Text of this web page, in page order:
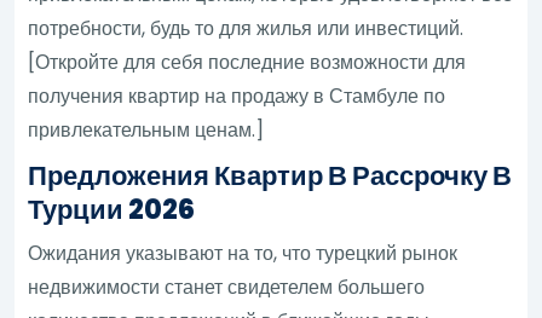
потребности, будь то для жилья или инвестиций.
[Откройте для себя последние возможности для
получения квартир на продажу в Стамбуле по
привлекательным ценам.]
Предложения Квартир В Рассрочку В
Турции 2026
Ожидания указывают на то, что турецкий рынок
недвижимости станет свидетелем большего